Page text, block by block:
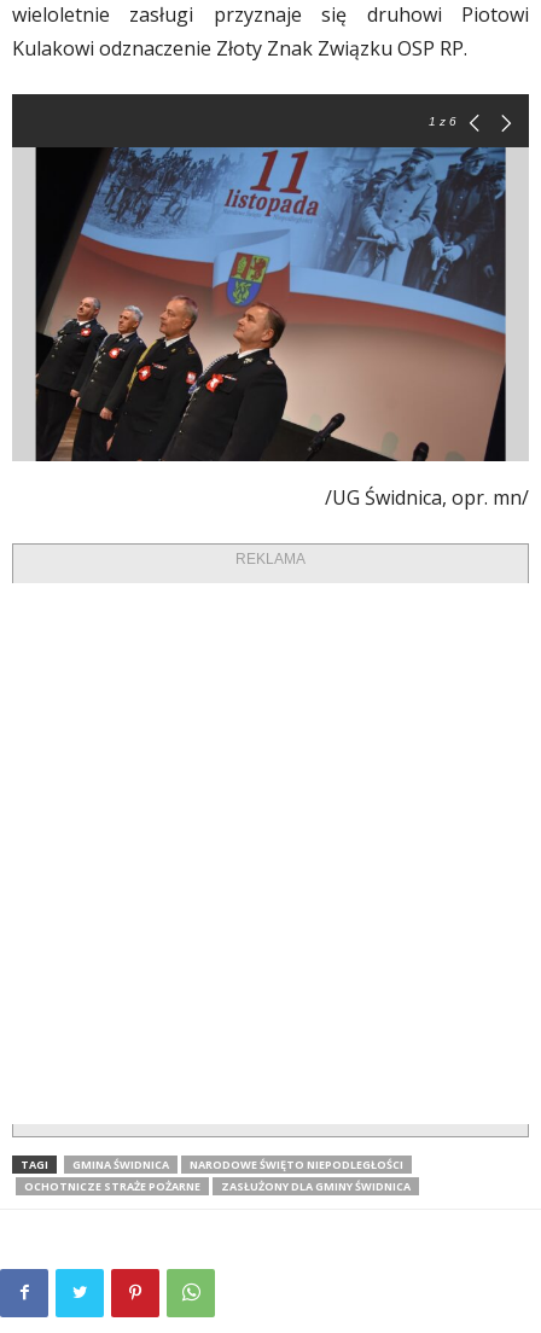
wieloletnie zasługi przyznaje się druhowi Piotowi
Kulakowi odznaczenie Złoty Znak Związku OSP RP.
1 z 6
/UG Świdnica, opr. mn/
REKLAMA
TAGI GMINA ŚWIDNICA
NARODOWE ŚWIĘTO NIEPODLEGŁOŚCI
OCHOTNICZE STRAŻE POŻARNE
ZASŁUŻONY DLA GMINY ŚWIDNICA